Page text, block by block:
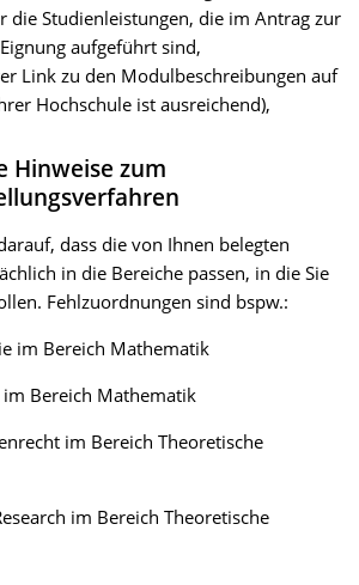
die Studienleistungen, die im Antrag zur
aufgeführt sind,
Link zu den Modulbeschreibungen auf
Hochschule ist ausreichend),
Hinweise zum
dass die von Ihnen belegten
in die Bereiche passen, in die Sie
Fehlzuordnungen sind bspw.:
im Bereich Mathematik
im Bereich Mathematik
im Bereich Theoretische
im Bereich Theoretische